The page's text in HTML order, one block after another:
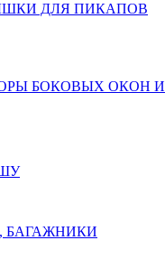
ДЛЯ ПИКАПОВ
БОКОВЫХ ОКОН И
БАГАЖНИКИ